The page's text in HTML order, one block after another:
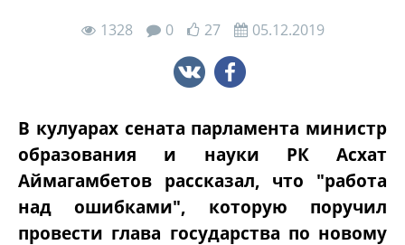
1328 0 27 05.12.2019
В кулуарах сената парламента министр
образования и науки РК Асхат
Аймагамбетов рассказал, что "работа
над ошибками", которую поручил
провести глава государства по новому